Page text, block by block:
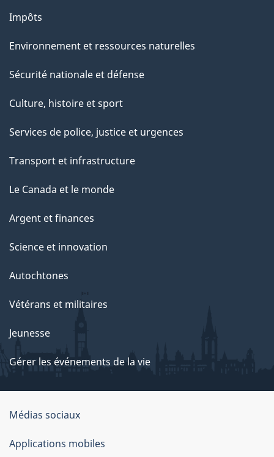
e
Impôts
Environnement et ressources naturelles
Sécurité nationale et défense
Culture, histoire et sport
Services de police, justice et urgences
Transport et infrastructure
Le Canada et le monde
Argent et finances
Science et innovation
Autochtones
Vétérans et militaires
Jeunesse
Gérer les événements de la vie
Organisation
du
Médias sociaux
Applications mobiles